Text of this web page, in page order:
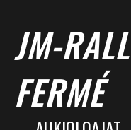
JM-
FERMÉ